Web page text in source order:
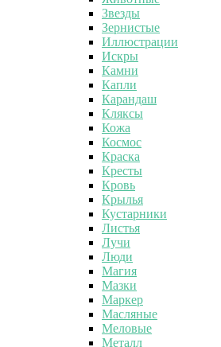
Звезды
Зернистые
Иллюстрации
Искры
Камни
Капли
Карандаш
Кляксы
Кожа
Космос
Краска
Кресты
Кровь
Крылья
Кустарники
Листья
Лучи
Люди
Магия
Мазки
Маркер
Масляные
Меловые
Металл